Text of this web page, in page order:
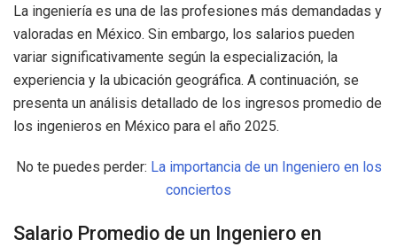
La ingeniería es una de las profesiones más demandadas y
valoradas en México. Sin embargo, los salarios pueden
variar significativamente según la especialización, la
experiencia y la ubicación geográfica. A continuación, se
presenta un análisis detallado de los ingresos promedio de
los ingenieros en México para el año 2025.
No te puedes perder: La importancia de un Ingeniero en los
conciertos
Salario Promedio de un Ingeniero en